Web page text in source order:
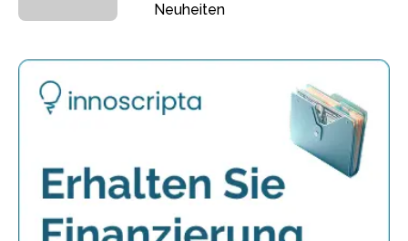
Neuheiten